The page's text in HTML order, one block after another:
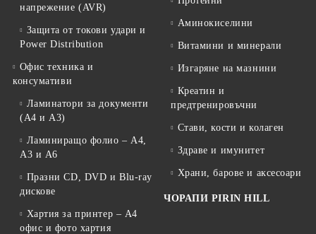
напрежение (AVR)
Защита от токови удари и
Power Distribution
Офис техника и
консумативи
Ламинатори за документи
(A4 и A3)
Ламиниращо фолио – A4,
A3 и A6
Празни CD, DVD и Blu-ray
дискове
Хартия за принтер – A4
офис и фото хартия
Аминокиселини
Витамини и минерали
Изгаряне на мазнини
Креатин и
предтренировъчни
Стави, кости и колаген
Здраве и имунитет
Храни, барове и аксесоари
ЧОРАПИ PIRIN HILL